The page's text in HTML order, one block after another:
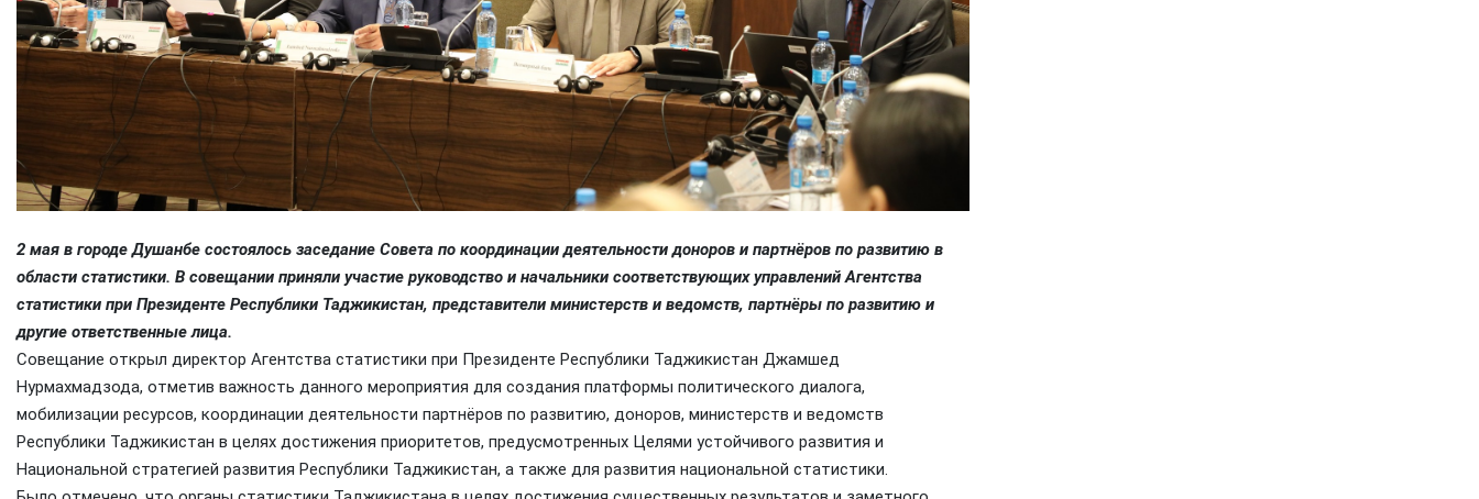
2 мая в городе Душанбе состоялось заседание Совета по координации деятельности доноров и партнёров по развитию в
области статистики. В совещании приняли участие руководство и начальники соответствующих управлений Агентства
статистики при Президенте Республики Таджикистан, представители министерств и ведомств, партнёры по развитию и
другие ответственные лица.
Совещание открыл директор Агентства статистики при Президенте Республики Таджикистан Джамшед
Нурмахмадзода, отметив важность данного мероприятия для создания платформы политического диалога,
мобилизации ресурсов, координации деятельности партнёров по развитию, доноров, министерств и ведомств
Республики Таджикистан в целях достижения приоритетов, предусмотренных Целями устойчивого развития и
Национальной стратегией развития Республики Таджикистан, а также для развития национальной статистики.